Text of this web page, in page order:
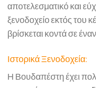
αποτελεσματικό και
ξενοδοχείο εκτός του
βρίσκεται κοντά σε
Ιστορικά Ξενοδοχεία:
Η Βουδαπέστη έχει